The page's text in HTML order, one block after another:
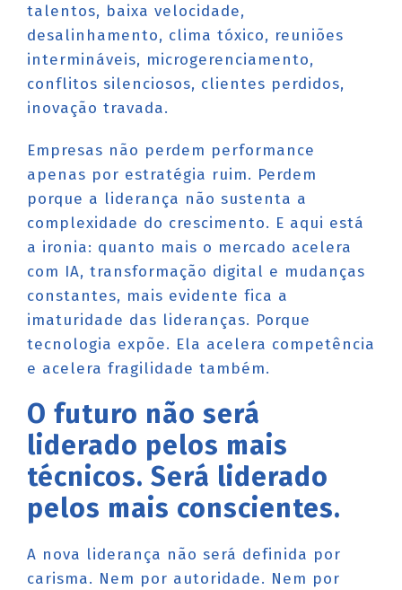
talentos, baixa velocidade,
desalinhamento, clima tóxico, reuniões
intermináveis, microgerenciamento,
conflitos silenciosos, clientes perdidos,
inovação travada.
Empresas não perdem performance
apenas por estratégia ruim. Perdem
porque a liderança não sustenta a
complexidade do crescimento. E aqui está
a ironia: quanto mais o mercado acelera
com IA, transformação digital e mudanças
constantes, mais evidente fica a
imaturidade das lideranças. Porque
tecnologia expõe. Ela acelera competência
e acelera fragilidade também.
O futuro não será
liderado pelos mais
técnicos. Será liderado
pelos mais conscientes.
A nova liderança não será definida por
carisma. Nem por autoridade. Nem por